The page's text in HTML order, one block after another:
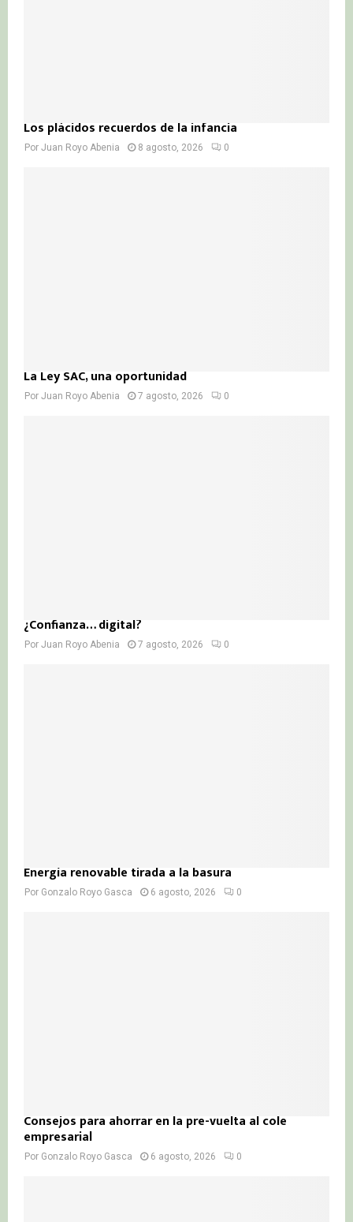
Los plácidos recuerdos de la infancia
Por Juan Royo Abenia 8 agosto, 2026 0
La Ley SAC, una oportunidad
Por Juan Royo Abenia 7 agosto, 2026 0
¿Confianza… digital?
Por Juan Royo Abenia 7 agosto, 2026 0
Energía renovable tirada a la basura
Por Gonzalo Royo Gasca 6 agosto, 2026 0
Consejos para ahorrar en la pre-vuelta al cole
empresarial
Por Gonzalo Royo Gasca 6 agosto, 2026 0